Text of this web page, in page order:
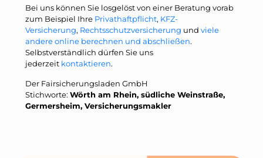
Bei uns können Sie losgelöst von einer Beratung vorab
zum Beispiel Ihre Privathaftpflicht, KFZ-
Versicherung, Rechtsschutzversicherung und viele
andere online berechnen und abschließen.
Selbstverständlich dürfen Sie uns
jederzeit kontaktieren.
Der Fairsicherungsladen GmbH
Stichworte: Wörth am Rhein, südliche Weinstraße,
Germersheim, Versicherungsmakler